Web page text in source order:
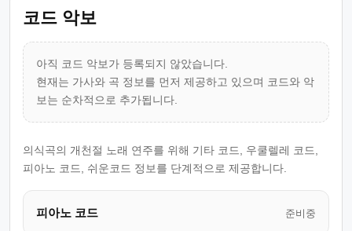
코드 악보
아직 코드 악보가 등록되지 않았습니다.
현재는 가사와 곡 정보를 먼저 제공하고 있으며 코드와 악
보는 순차적으로 추가됩니다.
의식곡의 개천절 노래 연주를 위해 기타 코드, 우쿨렐레 코드,
피아노 코드, 쉬운코드 정보를 단계적으로 제공합니다.
피아노 코드 준비중